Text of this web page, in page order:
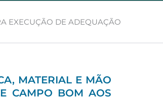
EXECUÇÃO DE ADEQUAÇÃO
MATERIAL E MÃO
CAMPO BOM AOS